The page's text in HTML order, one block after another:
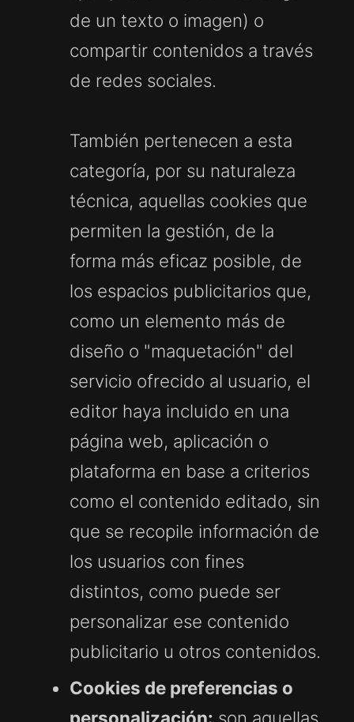
de un texto o imagen) o
compartir contenidos a través
de redes sociales.
También pertenecen a esta
categoría, por su naturaleza
técnica, aquellas cookies que
permiten la gestión, de la
forma más eficaz posible, de
los espacios publicitarios que,
como un elemento más de
diseño o "maquetación" del
servicio ofrecido al usuario, el
editor haya incluido en una
página web, aplicación o
plataforma en base a criterios
como el contenido editado, sin
que se recopile información de
los usuarios con fines
distintos, como puede ser
personalizar ese contenido
publicitario u otros contenidos.
Cookies de preferencias o
personalización: son aquellas